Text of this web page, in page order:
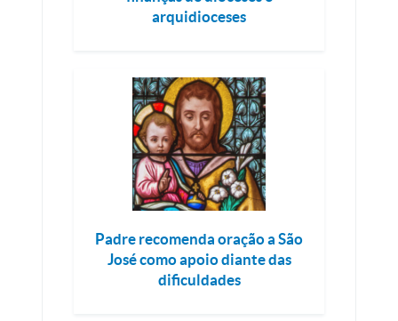
arquidioceses
Padre recomenda oração a São
José como apoio diante das
dificuldades